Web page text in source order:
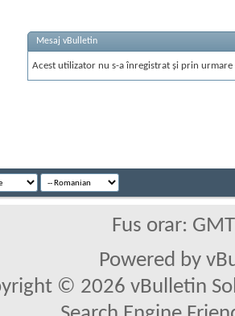
Mesaj vBulletin
Acest utilizator nu s-a înregistrat și prin
Fus orar:
Powered by
© 2026 vBulletin